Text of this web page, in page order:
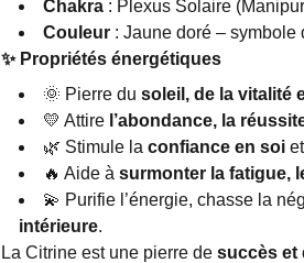
Chakra : Plexus Solaire
Couleur : Jaune doré –
✨Propriétés énergétiques
🌞 Pierre du soleil, de la vitalité
💛 Attire l’abondance, la
🌿 Stimule la confiance en soi
🔥 Aide à surmonter la fatigue,
💫 Purifie l’énergie, chasse la
intérieure.
La Citrine est une pierre de succès et